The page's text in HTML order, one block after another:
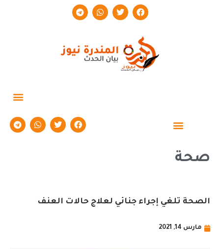
صحة
الصحة تلغي إجراء جنائي لعلاج حالات العنف
مارس 14, 2021